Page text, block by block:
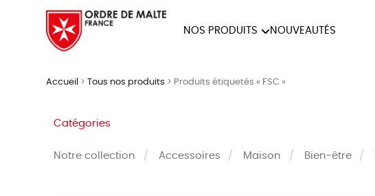
NOS PRODUITS NOUVEAUTÉS
Accueil >Tous nos produits > Produits étiquetés « FSC »
Catégories
Notre collection Accessoires Maison Bien-être